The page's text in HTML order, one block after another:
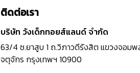
ติดต่อเรา
บริษัท วังเด็กทอยส์แลนด์ จำกัด
63/4 ซ.ยาสูบ 1 ถ.วิภาวดีรังสิต แขวงจอมพ
จตุจักร กรุงเทพฯ 10900